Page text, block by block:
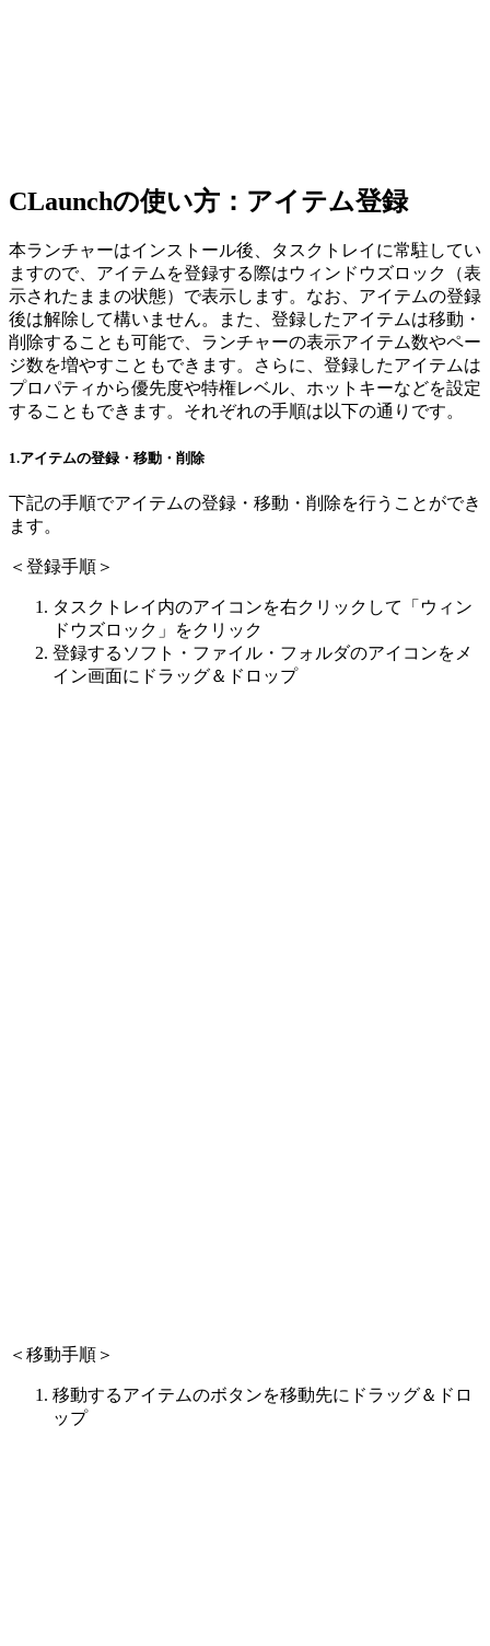
CLaunchの使い方：アイテム登録
本ランチャーはインストール後、タスクトレイに常駐してい
ますので、アイテムを登録する際はウィンドウズロック（表
示されたままの状態）で表示します。なお、アイテムの登録
後は解除して構いません。また、登録したアイテムは移動・
削除することも可能で、ランチャーの表示アイテム数やペー
ジ数を増やすこともできます。さらに、登録したアイテムは
プロパティから優先度や特権レベル、ホットキーなどを設定
することもできます。それぞれの手順は以下の通りです。
1.アイテムの登録・移動・削除
下記の手順でアイテムの登録・移動・削除を行うことができ
ます。
＜登録手順＞
タスクトレイ内のアイコンを右クリックして「ウィン
ドウズロック」をクリック
登録するソフト・ファイル・フォルダのアイコンをメ
イン画面にドラッグ＆ドロップ
＜移動手順＞
移動するアイテムのボタンを移動先にドラッグ＆ドロ
ップ